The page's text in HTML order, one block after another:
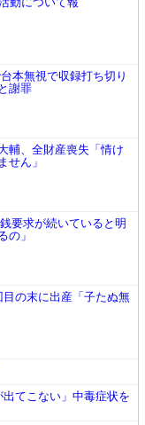
本無視で収録打ち切り
謝罪
輔、全財産喪失「情け
せん」
要求が続いていると明
の」
の末に出産「子たぬ無
てこない」中毒症状を